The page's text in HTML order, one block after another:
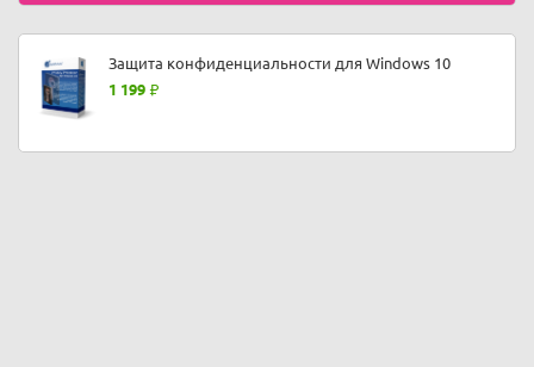
Защита конфиденциальности для Windows 10
1 199